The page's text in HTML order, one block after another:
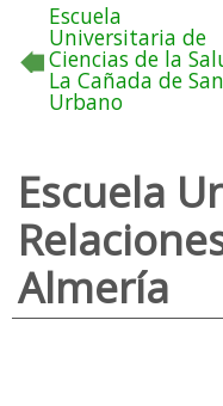
Escuela
Universitaria de
Ciencias de la
La Cañada de San
Urbano
Escuela
Almería